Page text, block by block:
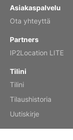
by Anne
Reviewed
by Kirsten
Asiakaspalvelu
Ota yhteyttä
Partners
IP2Location LITE
Tilini
Tilini
Tilaushistoria
Uutiskirje